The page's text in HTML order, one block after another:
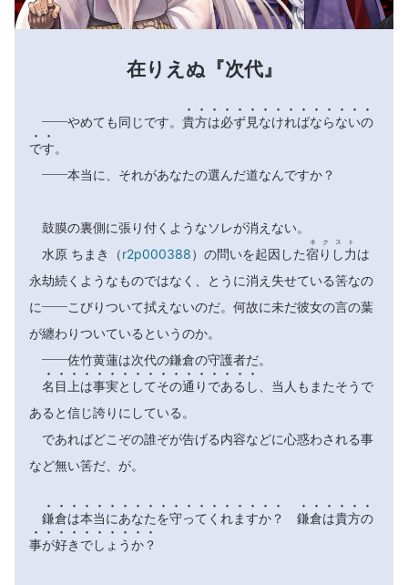
在りえぬ『次代』
――やめても同じです。 貴

方

は

必

ず

見

な

け

れ

ば

な

ら

な

い

の

で

す

。
――本当に、それがあなたの選んだ道なんですか？
鼓膜の裏側に張り付くようなソレが消えない。
水原 ちまき（r2p000388）の問いを起因した宿りし力
ネクスト
は
永劫続くようなものではなく、とうに消え失せている筈なの
に――こびりついて拭えないのだ。何故に未だ彼女の言の葉
が纏わりついているというのか。
――佐竹黄蓮は次代の鎌倉の守護者だ。
名

目

上

は

事

実

と

し

て

そ

の

通

り

で

あ

る

し

、当人もまたそうで
あると信じ誇りにしている。
であればどこぞの誰ぞが告げる内容などに心惑わされる事
など無い筈だ、が。
鎌

倉

は

本

当

に

あ

な

た

を

守

っ

て

く

れ

ま

す

か

？

鎌

倉

は

貴

方

の

事

が

好

き

で

し

ょ

う

か

？
